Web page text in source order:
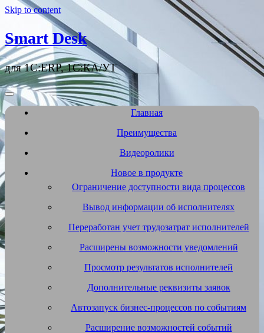
Skip to content
Smart Desk
для 1С:ERP, 1С:КА/УТ
Главная
Преимущества
Видеоролики
Новое в продукте
Ограничение доступности вида процессов
Вывод информации об исполнителях
Переработан учет трудозатрат исполнителей
Расширены возможности уведомлений
Просмотр результатов исполнителей
Дополнительные реквизиты заявок
Автозапуск бизнес-процессов по событиям
Расширение возможностей событий